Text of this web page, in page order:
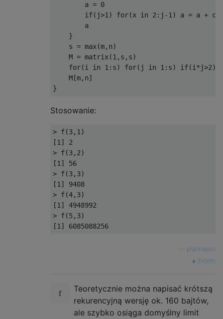
        a = 0
if(j>1) for(x in 2:j-1) a = a +
        a
    }
    s = max(m,n)
    M = matrix(1,s,s)
for(i in 1:s) for(j in 1:s) if(i*j>2)
    M[m,n]
Stosowanie:
> f(3,1)
[1] 2
> f(3,2)
[1] 56
> f(3,3)
[1] 9408
> f(4,3)
[1] 4948992
> f(5,3)
plannapus
źródło
Teoretycznie można napisać krótszą
rekurencyjną wersję ok. 160 bajtów,
ale szybko osiąga domyślny limit